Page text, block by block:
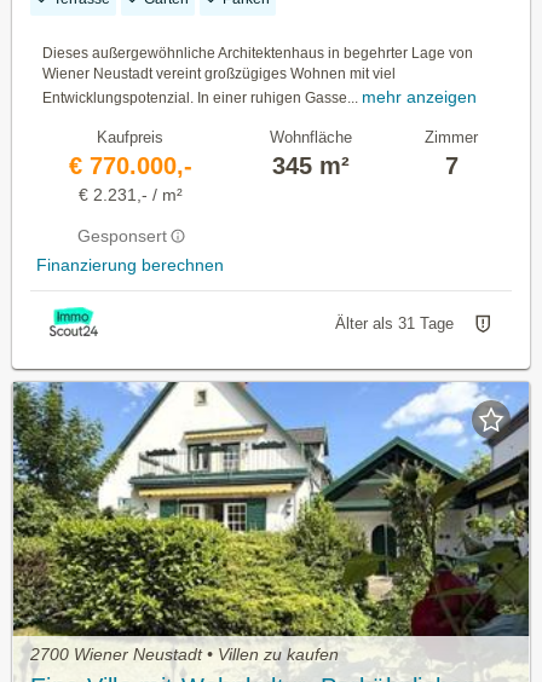
Dieses außergewöhnliche Architektenhaus in begehrter Lage von
Wiener Neustadt vereint großzügiges Wohnen mit viel
Entwicklungspotenzial. In einer ruhigen Gasse... mehr anzeigen
Kaufpreis
€ 770.000,-
€ 2.231,- / m²
Gesponsert
Finanzierung berechnen
Wohnfläche
345 m²
Zimmer
7
Älter als 31 Tage
2700 Wiener Neustadt • Villen zu kaufen